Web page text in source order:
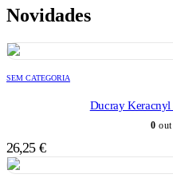
Novidades
SEM CATEGORIA
Ducray
0
26,25 €